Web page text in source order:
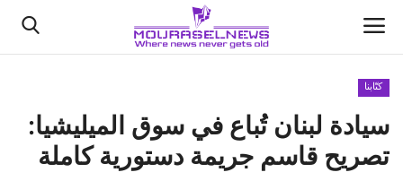
الأخبار
كتّابنا
كتّابنا
‎سيادة لبنان تُباع في سوق الميليشيا:
تصريح قاسم جريمة دستورية كاملة